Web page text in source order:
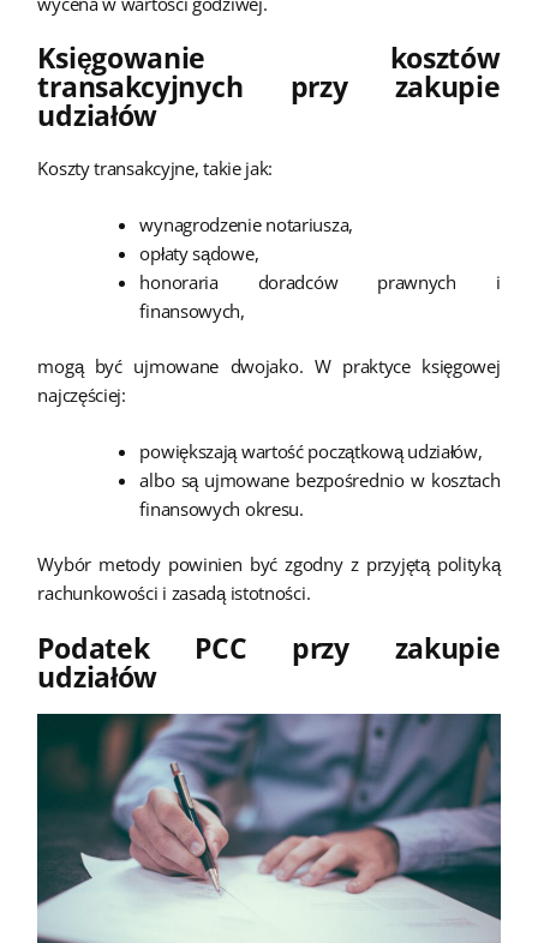
Księgowanie kosztów
transakcyjnych przy zakupie
udziałów
Koszty transakcyjne, takie jak:
wynagrodzenie notariusza,
opłaty sądowe,
honoraria doradców prawnych i
finansowych,
mogą być ujmowane dwojako. W praktyce księgowej
najczęściej:
powiększają wartość początkową udziałów,
albo są ujmowane bezpośrednio w kosztach
finansowych okresu.
Wybór metody powinien być zgodny z przyjętą polityką
rachunkowości i zasadą istotności.
Podatek PCC przy zakupie
udziałów